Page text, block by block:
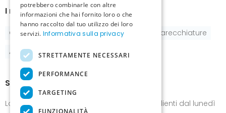
I nostri prodotti
Gabbie Pastoncini e integratori
Apparecchiature
Accessori
Show-room
Lo show-room è a disposizione dei nostri clienti dal lunedì
potrebbero combinarle con altre
informazioni che hai fornito loro o che
hanno raccolto dal tuo utilizzo dei loro
servizi. Informativa sulla privacy
STRETTAMENTE NECESSARI
PERFORMANCE
TARGETING
FUNZIONALITÀ